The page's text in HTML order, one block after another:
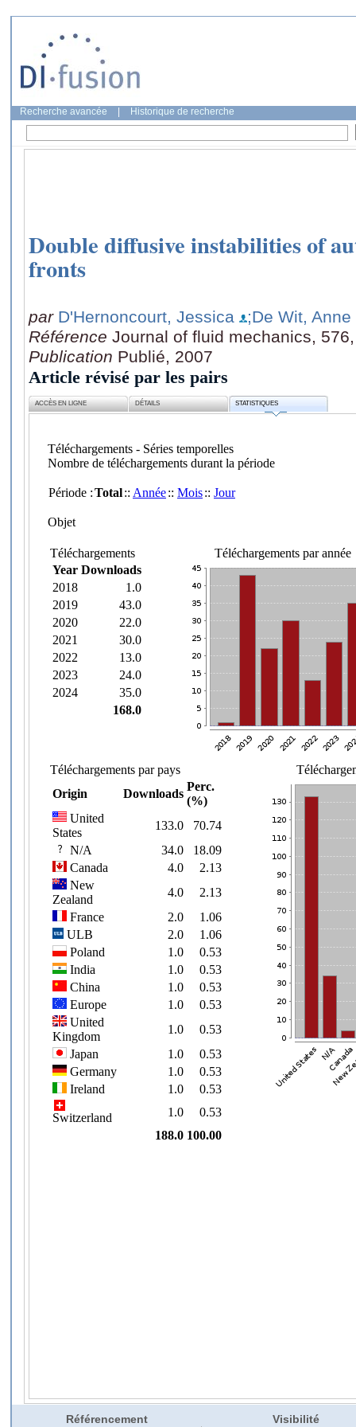
Recherche avancée Historique de recherche
Double diffusive instabilities of
fronts
par D'Hernoncourt, Jessica
;De Wit, Anne
Référence Journal of fluid mechanics,
Publication Publié, 2007
Article révisé par les pairs
ACCÈS EN LIGNE DÉTAILS STATISTIQUES
Référencement Visibilité